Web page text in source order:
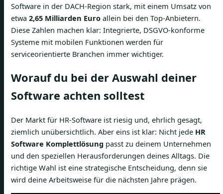
Software in der DACH-Region stark, mit einem Umsatz von
etwa 2,65 Milliarden Euro allein bei den Top-Anbietern.
Diese Zahlen machen klar: Integrierte, DSGVO-konforme
Systeme mit mobilen Funktionen werden für
serviceorientierte Branchen immer wichtiger.
Worauf du bei der Auswahl deiner
Software achten solltest
Der Markt für HR-Software ist riesig und, ehrlich gesagt,
ziemlich unübersichtlich. Aber eins ist klar: Nicht jede HR
Software Komplettlösung passt zu deinem Unternehmen
und den speziellen Herausforderungen deines Alltags. Die
richtige Wahl ist eine strategische Entscheidung, denn sie
wird deine Arbeitsweise für die nächsten Jahre prägen.